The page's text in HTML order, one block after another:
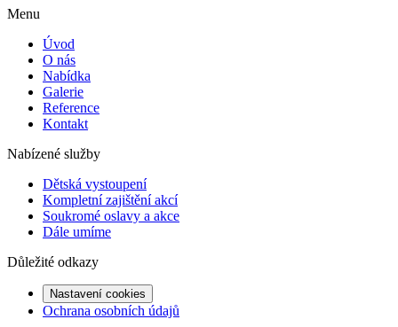
Menu
Úvod
O nás
Nabídka
Galerie
Reference
Kontakt
Nabízené služby
Dětská vystoupení
Kompletní zajištění akcí
Soukromé oslavy a akce
Dále umíme
Důležité odkazy
Nastavení cookies
Ochrana osobních údajů